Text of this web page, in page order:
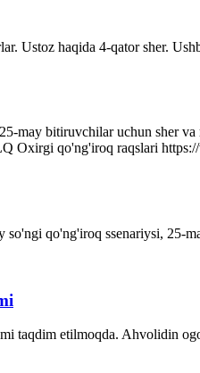
Ustoz haqida 4-qator sher.
may bitiruvchilar uchun sher
Oxirgi qo'ng'iroq raqslari
so'ngi qo'ng'iroq ssenariysi,
taqdim etilmoqda. Ahvolidin